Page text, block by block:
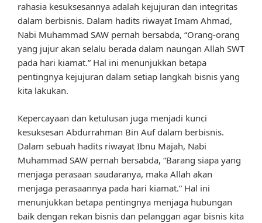
rahasia kesuksesannya adalah kejujuran dan integritas
dalam berbisnis. Dalam hadits riwayat Imam Ahmad,
Nabi Muhammad SAW pernah bersabda, “Orang-orang
yang jujur akan selalu berada dalam naungan Allah SWT
pada hari kiamat.” Hal ini menunjukkan betapa
pentingnya kejujuran dalam setiap langkah bisnis yang
kita lakukan.
Kepercayaan dan ketulusan juga menjadi kunci
kesuksesan Abdurrahman Bin Auf dalam berbisnis.
Dalam sebuah hadits riwayat Ibnu Majah, Nabi
Muhammad SAW pernah bersabda, “Barang siapa yang
menjaga perasaan saudaranya, maka Allah akan
menjaga perasaannya pada hari kiamat.” Hal ini
menunjukkan betapa pentingnya menjaga hubungan
baik dengan rekan bisnis dan pelanggan agar bisnis kita